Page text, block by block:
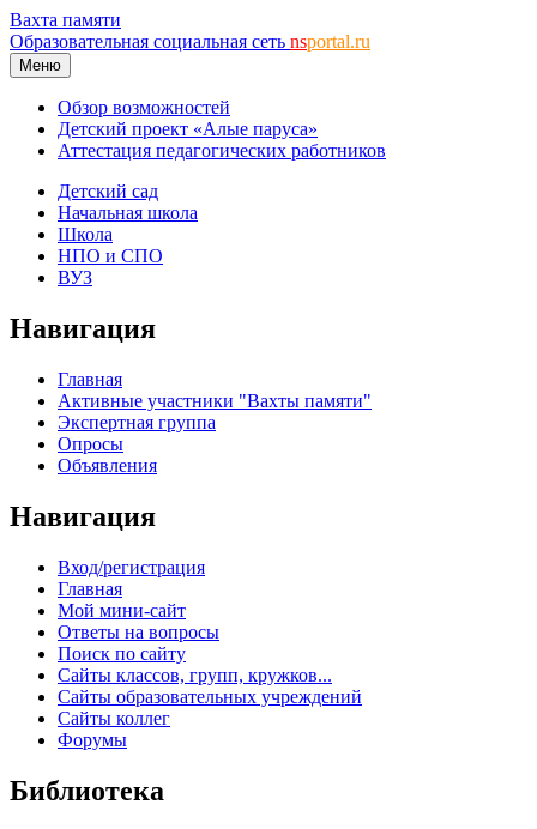
Вахта памяти
Образовательная социальная сеть nsportal.ru
Меню
Обзор возможностей
Детский проект «Алые паруса»
Аттестация педагогических работников
Детский сад
Начальная школа
Школа
НПО и СПО
ВУЗ
Навигация
Главная
Активные участники "Вахты памяти"
Экспертная группа
Опросы
Объявления
Навигация
Вход/регистрация
Главная
Мой мини-сайт
Ответы на вопросы
Поиск по сайту
Сайты классов, групп, кружков...
Сайты образовательных учреждений
Сайты коллег
Форумы
Библиотека